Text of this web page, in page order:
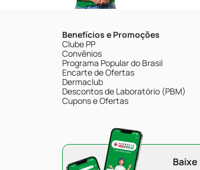
Benefícios e Promoções
Clube PP
Convênios
Programa Popular do Brasil
Encarte de Ofertas
Dermaclub
Descontos de Laboratório (PBM)
Cupons e Ofertas